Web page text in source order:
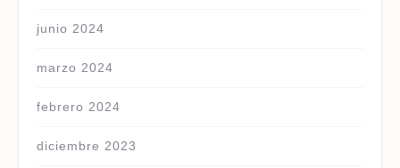
junio 2024
marzo 2024
febrero 2024
diciembre 2023